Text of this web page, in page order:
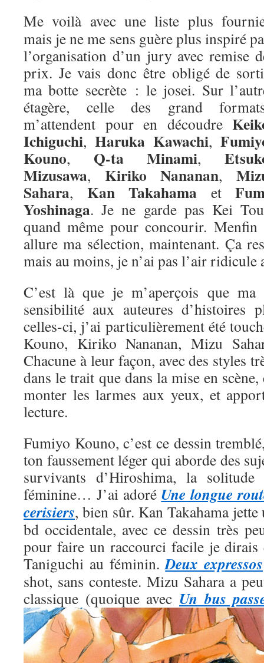
Me voilà avec une liste plus
mais je ne me sens guère plus inspiré
l’organisation d’un jury avec remise
prix. Je vais donc être obligé de
ma botte secrète : le josei. Sur
étagère, celle des grand
m’attendent pour en découdre
Ichiguchi, Haruka Kawachi,
Kouno, Q-ta Minami,
Mizusawa, Kiriko Nananan,
Sahara, Kan Takahama et
Yoshinaga. Je ne garde pas Kei
quand même pour concourir.
allure ma sélection, maintenant. Ça
mais au moins, je n’ai pas l’air ridicule
C’est là que je m’aperçois que
sensibilité aux auteures d’histoires
celles-ci, j’ai particulièrement été
Kouno, Kiriko Nananan, Mizu
Chacune à leur façon, avec des styles
dans le trait que dans la mise en
monter les larmes aux yeux, et
lecture.
Fumiyo Kouno, c’est ce dessin
ton faussement léger qui aborde des
survivants d’Hiroshima, la
féminine… J’ai adoré Une longue
cerisiers, bien sûr. Kan Takahama
bd occidentale, avec ce dessin très
pour faire un raccourci facile je dirais
Taniguchi au féminin.Deux expressos
shot, sans conteste. Mizu Sahara a
classique (quoique avec Un bus